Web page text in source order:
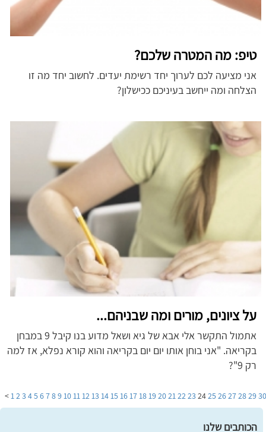
טיפ: מה המטרה שלכם?
אני מציעה לכם לערוך יחד רשימת יעדים. לחשוב יחד מה זו
הצלחה ומה ייחשב בעיניכם ככישלון?
על ציונים, מורים ומה שבניהם...
אתמול התקשר אלי אבא של גיא ושאל מדוע בנו קיבל 9 במבחן
בקריאה. "אני בוחן אותו יום יום בקריאה והוא קורא נפלא, אז למה
רק 9"?
1 2 3456789 10 11 12 13 14 15 16 17 18 192021 22 2324252627282930
>
הכותבים שלנו